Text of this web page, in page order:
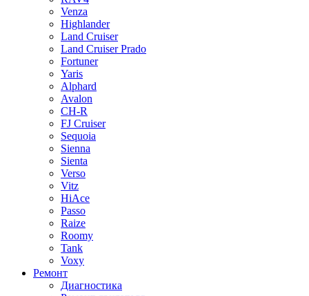
Venza
Highlander
Land Cruiser
Land Cruiser Prado
Fortuner
Yaris
Alphard
Avalon
CH-R
FJ Cruiser
Sequoia
Sienna
Sienta
Verso
Vitz
HiAce
Passo
Raize
Roomy
Tank
Voxy
Ремонт
Диагностика